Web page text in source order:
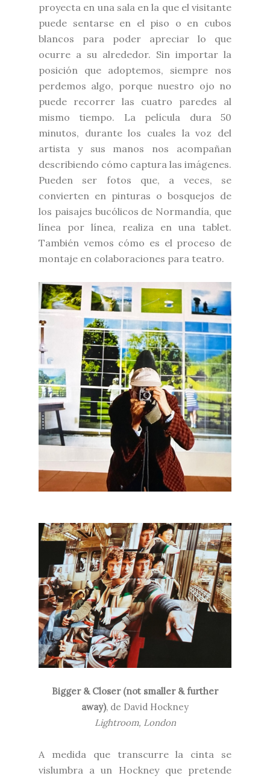
proyecta en una sala en la que el visitante
puede sentarse en el piso o en cubos
blancos para poder apreciar lo que
ocurre a su alrededor. Sin importar la
posición que adoptemos, siempre nos
perdemos algo, porque nuestro ojo no
puede recorrer las cuatro paredes al
mismo tiempo. La película dura 50
minutos, durante los cuales la voz del
artista y sus manos nos acompañan
describiendo cómo captura las imágenes.
Pueden ser fotos que, a veces, se
convierten en pinturas o bosquejos de
los paisajes bucólicos de Normandía, que
línea por línea, realiza en una tablet.
También vemos cómo es el proceso de
montaje en colaboraciones para teatro.
Bigger & Closer (not smaller & further
away), de David Hockney
Lightroom, London
A medida que transcurre la cinta se
vislumbra a un Hockney que pretende